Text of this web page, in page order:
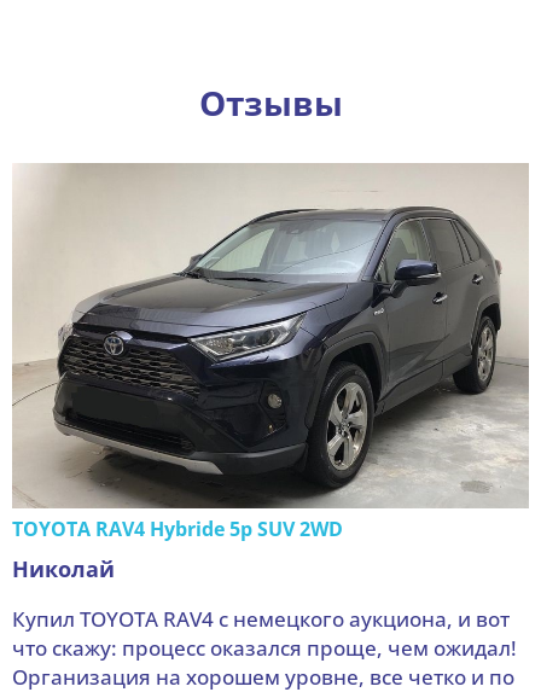
Отзывы
TOYOTA RAV4 Hybride 5p SUV 2WD
Николай
Купил TOYOTA RAV4 с немецкого аукциона, и вот
что скажу: процесс оказался проще, чем ожидал!
Организация на хорошем уровне, все четко и по